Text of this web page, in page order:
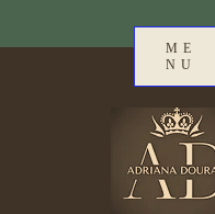
ME
NU